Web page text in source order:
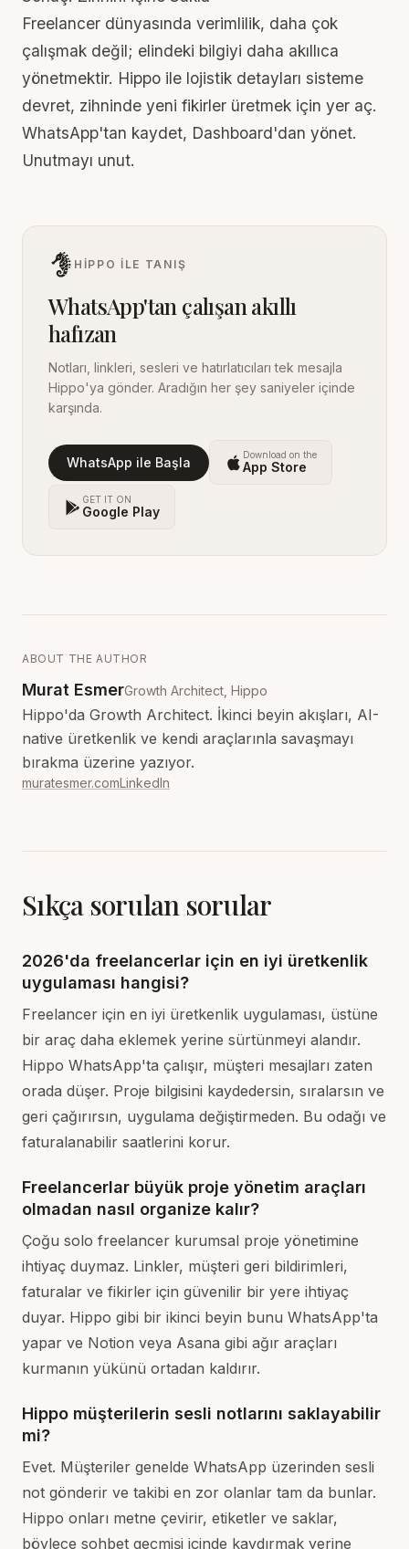
Freelancer dünyasında verimlilik, daha çok
çalışmak değil; elindeki bilgiyi daha akıllıca
yönetmektir. Hippo ile lojistik detayları sisteme
devret, zihninde yeni fikirler üretmek için yer aç.
WhatsApp'tan kaydet, Dashboard'dan yönet.
Unutmayı unut.
HIPPO ILE TANIŞ
WhatsApp'tan çalışan akıllı
hafızan
Notları, linkleri, sesleri ve hatırlatıcıları tek mesajla
Hippo'ya gönder. Aradığın her şey saniyeler içinde
karşında.
WhatsApp ile Başla Download on the
App Store
GET IT ON
Google Play
ABOUT THE AUTHOR
Murat EsmerGrowth Architect, Hippo
Hippo'da Growth Architect. İkinci beyin akışları, AI-
native üretkenlik ve kendi araçlarınla savaşmayı
bırakma üzerine yazıyor.
muratesmer.comLinkedIn
Sıkça sorulan sorular
2026'da freelancerlar için en iyi üretkenlik
uygulaması hangisi?
Freelancer için en iyi üretkenlik uygulaması, üstüne
bir araç daha eklemek yerine sürtünmeyi alandır.
Hippo WhatsApp'ta çalışır, müşteri mesajları zaten
orada düşer. Proje bilgisini kaydedersin, sıralarsın ve
geri çağırırsın, uygulama değiştirmeden. Bu odağı ve
faturalanabilir saatlerini korur.
Freelancerlar büyük proje yönetim araçları
olmadan nasıl organize kalır?
Çoğu solo freelancer kurumsal proje yönetimine
ihtiyaç duymaz. Linkler, müşteri geri bildirimleri,
faturalar ve fikirler için güvenilir bir yere ihtiyaç
duyar. Hippo gibi bir ikinci beyin bunu WhatsApp'ta
yapar ve Notion veya Asana gibi ağır araçları
kurmanın yükünü ortadan kaldırır.
Hippo müşterilerin sesli notlarını saklayabilir
mi?
Evet. Müşteriler genelde WhatsApp üzerinden sesli
not gönderir ve takibi en zor olanlar tam da bunlar.
Hippo onları metne çevirir, etiketler ve saklar,
böylece sohbet geçmişi içinde kaydırmak yerine